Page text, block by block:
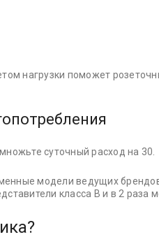
нагрузки поможет
суточный расход на 30.
модели ведущих
класса В и в 2 раза